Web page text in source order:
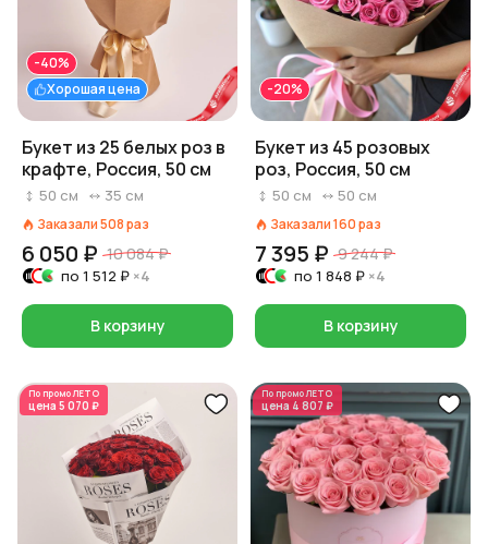
Хорошая цена
-40%
Букет из 25 белых роз в
крафте, Россия, 50 см
50 см 35 см
Заказали508раз
6 050 ₽ 10 084 ₽
по 1 512 ₽ ×4
В корзину
-20%
Букет из 45 розовых
роз, Россия, 50 см
50 см 50 см
Заказали160раз
7 395 ₽ 9 244 ₽
по 1 848 ₽ ×4
В корзину
По промоЛЕТО
цена 5 070 ₽
По промоЛЕТО
цена 4 807 ₽